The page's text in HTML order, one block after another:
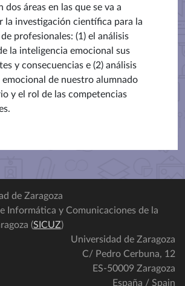
dos áreas en las que se va a
la investigación científica para la
profesionales: (1) el análisis
la inteligencia emocional sus
y consecuencias e (2) análisis
emocional de nuestro alumnado
y el rol de las competencias
de Zaragoza
Informática y Comunicaciones de la
(SICUZ)
Universidad de Zaragoza
C/ Pedro Cerbuna, 12
ES-50009 Zaragoza
España / Spain